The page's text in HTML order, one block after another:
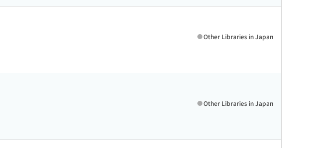
Other Libraries in Japan
Other Libraries in Japan